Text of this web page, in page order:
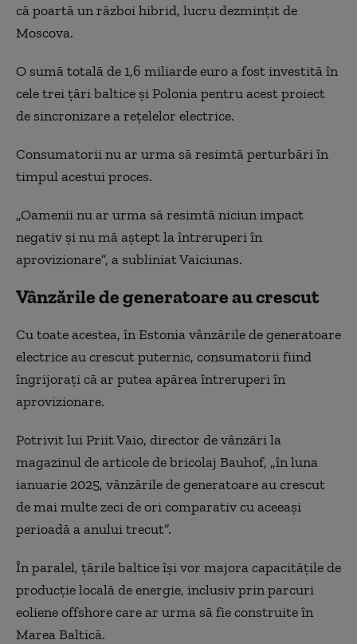
că poartă un război hibrid, lucru dezminţit de
Moscova.
O sumă totală de 1,6 miliarde euro a fost investită în
cele trei ţări baltice şi Polonia pentru acest proiect
de sincronizare a reţelelor electrice.
Consumatorii nu ar urma să resimtă perturbări în
timpul acestui proces.
„Oamenii nu ar urma să resimtă niciun impact
negativ şi nu mă aştept la întreruperi în
aprovizionare”, a subliniat Vaiciunas.
Vânzările de generatoare au crescut
Cu toate acestea, în Estonia vânzările de generatoare
electrice au crescut puternic, consumatorii fiind
îngrijoraţi că ar putea apărea întreruperi în
aprovizionare.
Potrivit lui Priit Vaio, director de vânzări la
magazinul de articole de bricolaj Bauhof, „în luna
ianuarie 2025, vânzările de generatoare au crescut
de mai multe zeci de ori comparativ cu aceeaşi
perioadă a anului trecut”.
În paralel, ţările baltice îşi vor majora capacităţile de
producţie locală de energie, inclusiv prin parcuri
eoliene offshore care ar urma să fie construite în
Marea Baltică.